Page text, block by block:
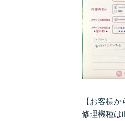
【お客様か
修理機種は